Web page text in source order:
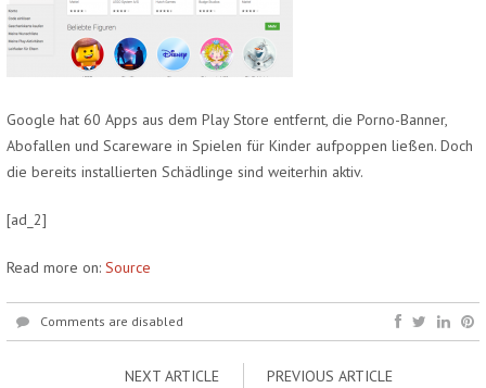
Google hat 60 Apps aus dem Play Store entfernt, die Porno-Banner,
Abofallen und Scareware in Spielen für Kinder aufpoppen ließen. Doch
die bereits installierten Schädlinge sind weiterhin aktiv.
[ad_2]
Read more on: Source
Comments are disabled
NEXT ARTICLE PREVIOUS ARTICLE